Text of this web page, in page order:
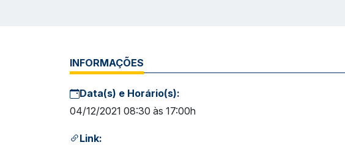
INFORMAÇÕES
Data(s) e Horário(s):
04/12/2021 08:30 às 17:00h
Link: